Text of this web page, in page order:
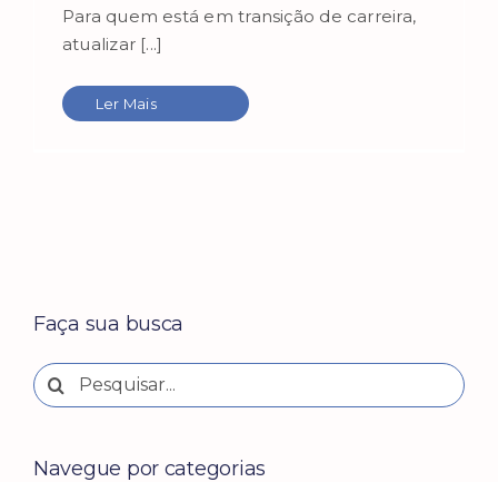
Para quem está em transição de carreira,
atualizar [...]
Ler Mais
Faça sua busca
Buscar
resultados
Navegue por categorias